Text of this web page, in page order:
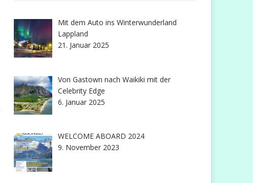
Mit dem Auto ins Winterwunderland
Lappland
21. Januar 2025
Von Gastown nach Waikiki mit der
Celebrity Edge
6. Januar 2025
WELCOME ABOARD 2024
9. November 2023